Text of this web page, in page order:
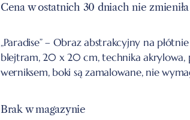
Cena w ostatnich 30 dniach nie
„Paradise” – Obraz abstrakcyjny na
blejtram, 20 x 20 cm, technika
werniksem, boki są zamalowane, nie
Brak w magazynie